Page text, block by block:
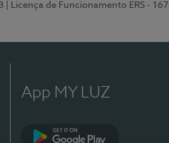
| Licença de Funcionamento ERS -
App MY LUZ